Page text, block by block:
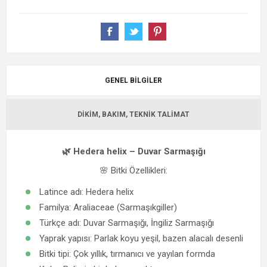
GENEL BILGILER
DIKIM, BAKIM, TEKNIK TALIMAT
🌿 Hedera helix – Duvar Sarmaşığı
🌸 Bitki Özellikleri:
Latince adı: Hedera helix
Familya: Araliaceae (Sarmaşıkgiller)
Türkçe adı: Duvar Sarmaşığı, İngiliz Sarmaşığı
Yaprak yapısı: Parlak koyu yeşil, bazen alacalı desenli
Bitki tipi: Çok yıllık, tırmanıcı ve yayılan formda